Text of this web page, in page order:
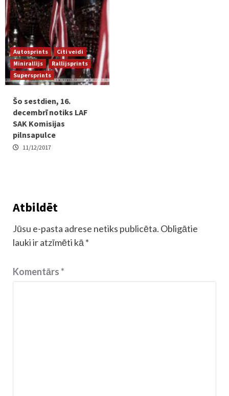
Autosprints
Citi veidi
Minirallijs
Rallijsprints
Supersprints
Šo sestdien, 16.
decembrī notiks LAF
SAK Komisijas
pilnsapulce
11/12/2017
Atbildēt
Jūsu e-pasta adrese netiks publicēta. Obligātie
lauki ir atzīmēti kā *
Komentārs*